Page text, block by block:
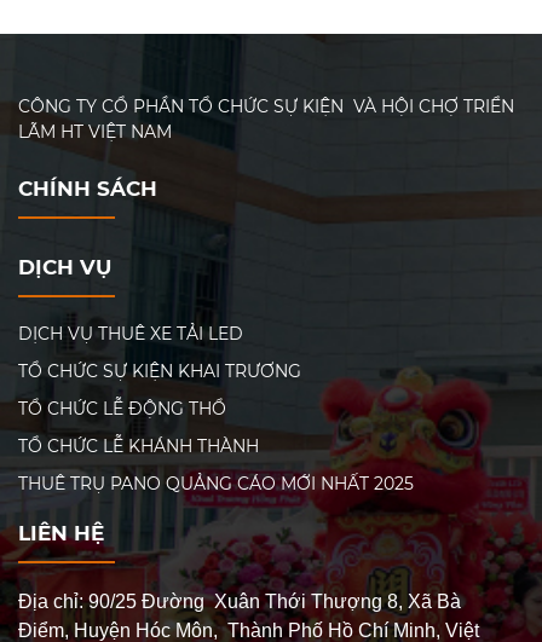
gói A-Z, mọi công đoạn từ
lên kế hoạch đến thực hiện
đều được đảm nhiệm bởi
đội ngũ giàu kinh nghiệm,
giúp bạn tiết kiệm thời
gian, đảm bảo chất lượng
hút sự chú ý của đối tác
CÔNG TY CỔ PHẦN TỔ CHỨC SỰ KIỆN VÀ HỘI CHỢ TRIỂN
LÃM HT VIỆT NAM
CHÍNH SÁCH
DỊCH VỤ
DỊCH VỤ THUÊ XE TẢI LED
TỔ CHỨC SỰ KIỆN KHAI TRƯƠNG
TỔ CHỨC LỄ ĐỘNG THỔ
TỔ CHỨC LỄ KHÁNH THÀNH
THUÊ TRỤ PANO QUẢNG CÁO MỚI NHẤT 2025
LIÊN HỆ
Địa chỉ: 90/25 Đường Xuân Thới Thượng 8, Xã Bà
Điểm, Huyện Hóc Môn, Thành Phố Hồ Chí Minh, Việt